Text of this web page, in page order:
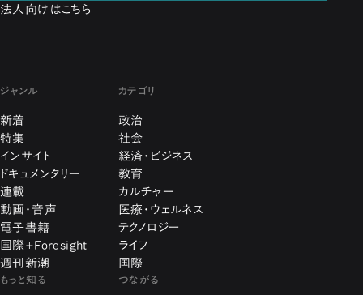
法人向けはこちら
ジャンル
新着
特集
インサイト
ドキュメンタリー
連載
動画・音声
電子書籍
国際+Foresight
週刊新潮
カテゴリ
政治
社会
経済・ビジネス
教育
カルチャー
医療・ウェルネス
テクノロジー
ライフ
国際
もっと知る つながる